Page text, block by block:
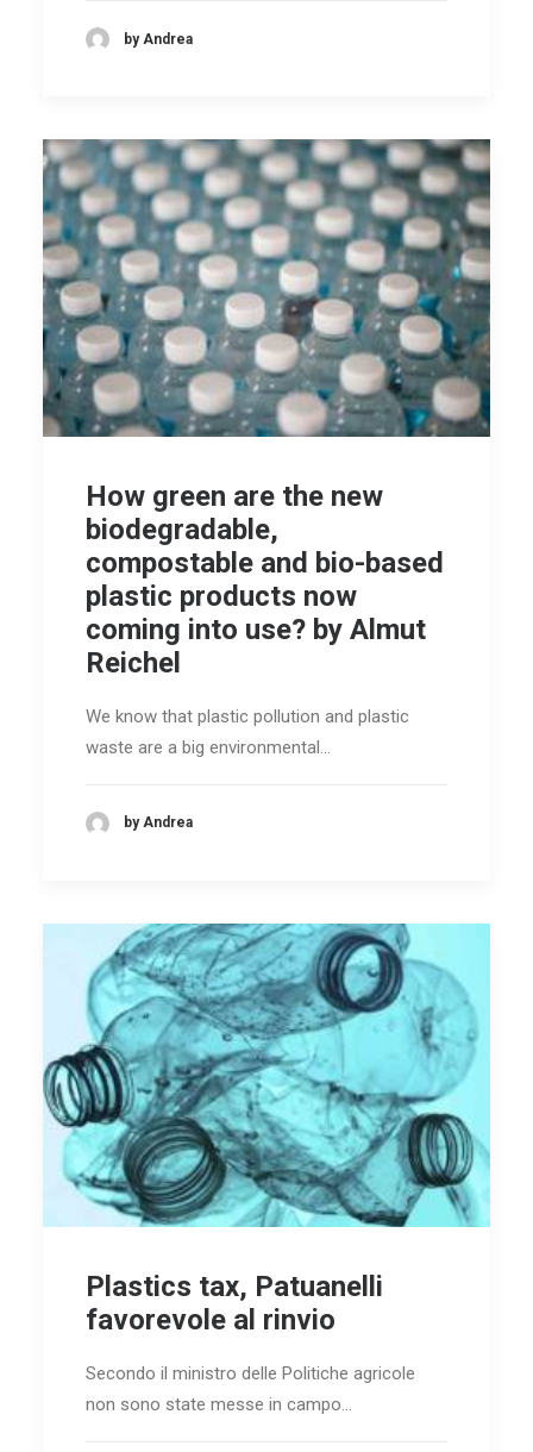
by Andrea
How green are the new
biodegradable,
compostable and bio-based
plastic products now
coming into use? by Almut
Reichel
We know that plastic pollution and plastic
waste are a big environmental…
by Andrea
Plastics tax, Patuanelli
favorevole al rinvio
Secondo il ministro delle Politiche agricole
non sono state messe in campo…